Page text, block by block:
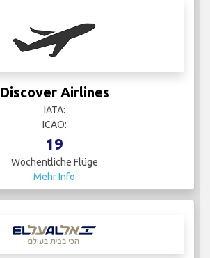
Discover Airlines
IATA:
ICAO:
19
Wöchentliche Flüge
Mehr Info